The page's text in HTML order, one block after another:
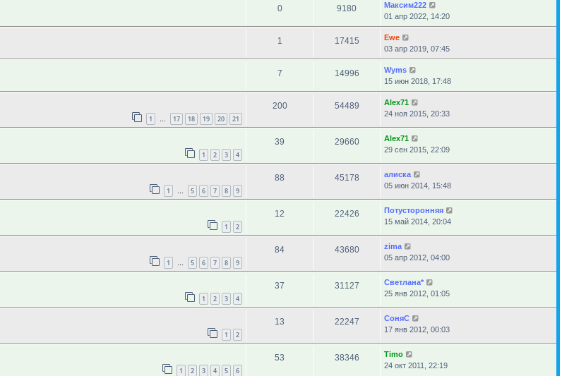
0 9180
Максим222
01 апр 2022, 14:20
1 17415
Ewe
03 апр 2019, 07:45
7 14996
Wyms
15 июн 2018, 17:48
1 … 17 18 19 20 21
200 54489
Alex71
24 ноя 2015, 20:33
1 2 3 4
39 29660
Alex71
29 сен 2015, 22:09
1 … 5 6 7 8 9
88 45178
алиска
05 июн 2014, 15:48
1 2
12 22426
Потусторонняя
15 май 2014, 20:04
1 … 5 6 7 8 9
84 43680
zima
05 апр 2012, 04:00
1 2 3 4
37 31127
Светлана*
25 янв 2012, 01:05
1 2
13 22247
СоняС
17 янв 2012, 00:03
1 2 3 4 5 6
53 38346
Timo
24 окт 2011, 22:19